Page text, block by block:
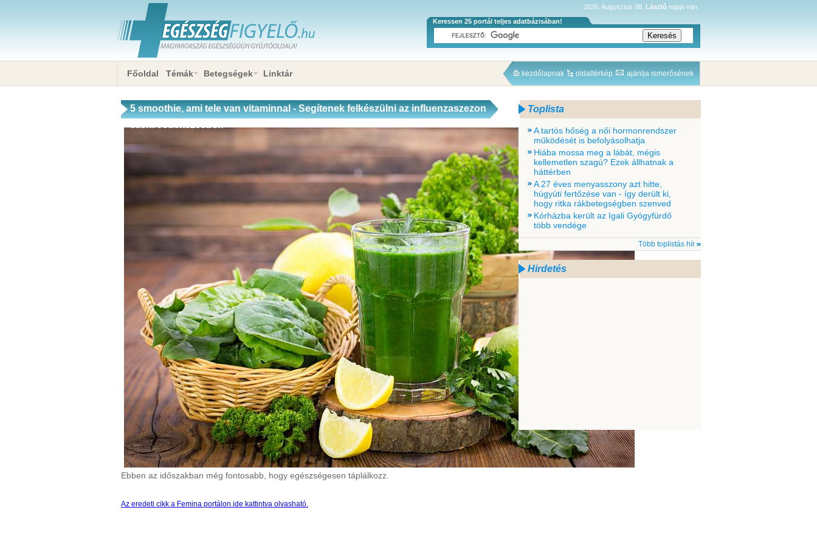
2026. Augusztus 08. László napja van
Keressen 25 portál teljes adatbázisában!
Főoldal Témák Betegségek Linktár kezdőlapnak oldaltérkép ajánlja ismerősének
5 smoothie, ami tele van vitaminnal - Segítenek felkészülni az influenzaszezon
Ebben az időszakban még fontosabb, hogy egészségesen táplálkozz.
Az eredeti cikk a Femina portálon ide kattintva olvasható.
Toplista
A tartós hőség a női hormonrendszer
működését is befolyásolhatja
Hiába mossa meg a lábát, mégis
kellemetlen szagú? Ezek állhatnak a
háttérben
A 27 éves menyasszony azt hitte,
húgyúti fertőzése van - így derült ki,
hogy ritka rákbetegségben szenved
Kórházba került az Igali Gyógyfürdő
több vendége
Több toplistás hír
Hirdetés